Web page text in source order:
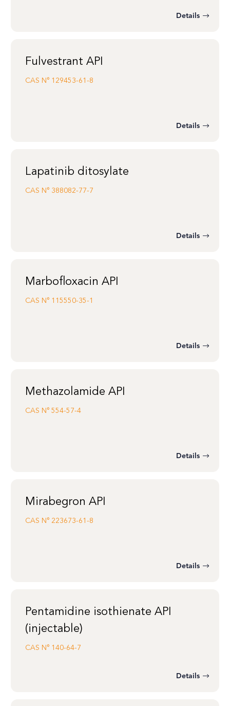
Details
Fulvestrant API
CAS N° 129453-61-8
Details
Lapatinib ditosylate
CAS N° 388082-77-7
Details
Marbofloxacin API
CAS N° 115550-35-1
Details
Methazolamide API
CAS N° 554-57-4
Details
Mirabegron API
CAS N° 223673-61-8
Details
Pentamidine isothienate API
(injectable)
CAS N° 140-64-7
Details